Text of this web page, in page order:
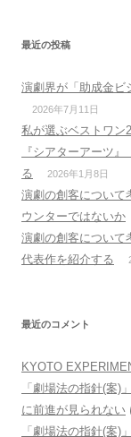
最近の投稿
演劇界が「助成金ビ
2026年7月11日
私が選ぶベストワン
『シアターアーツ
る
2026年1月8日
演劇の創客について
ウンターではないか
演劇の創客について
代表作を紹介する
最近のコメント
KYOTO
「劇場法の指針(案)
に前進が見られない
「劇場法の指針(案)